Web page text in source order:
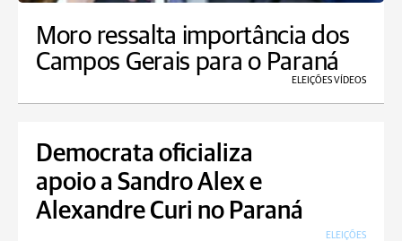
Moro ressalta importância dos
Campos Gerais para o Paraná
ELEIÇÕES VÍDEOS
Democrata oficializa
apoio a Sandro Alex e
Alexandre Curi no Paraná
ELEIÇÕES